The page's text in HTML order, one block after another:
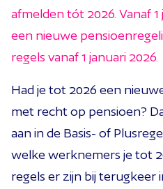
afmelden tót 2026. Vanaf
een nieuwe
regels vanaf 1 januari 2026.
Had je tot 2026 een
met recht op pensioen?
aan in de Basis- of
welke werknemers je tot
regels er zijn bij terugkeer